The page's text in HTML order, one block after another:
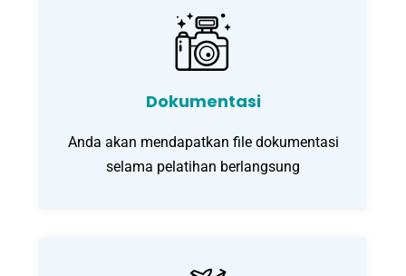
Dokumentasi
Anda akan mendapatkan file dokumentasi
selama pelatihan berlangsung